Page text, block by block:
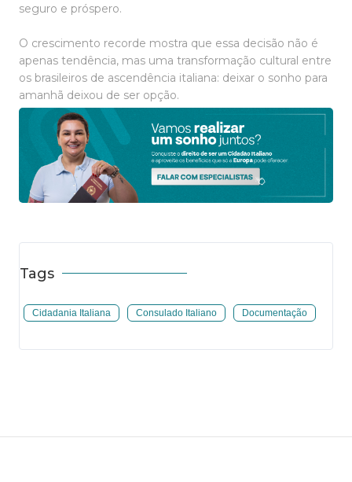
seguro e próspero.
O crescimento recorde mostra que essa decisão não é
apenas tendência, mas uma transformação cultural entre
os brasileiros de ascendência italiana: deixar o sonho para
amanhã deixou de ser opção.
Tags
Cidadania Italiana Consulado Italiano Documentação